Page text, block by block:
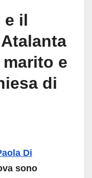
e il
e
di
Di
sono